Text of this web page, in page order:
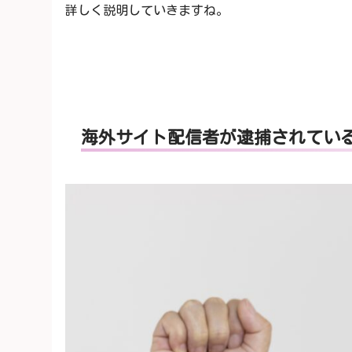
詳しく説明していきますね。
海外サイト配信者が逮捕されてい